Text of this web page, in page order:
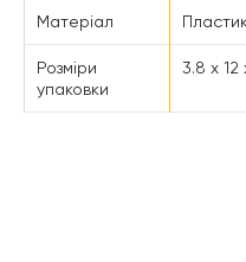
Матеріал
Розміри
упаковки
3.8 x 12